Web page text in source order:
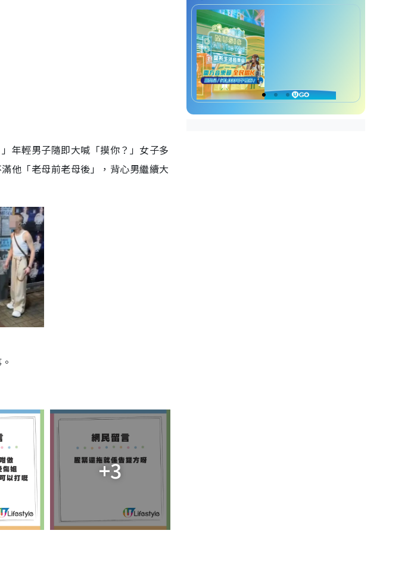
年輕男子隨即大喊「摸你？」女子多
他「老母前老母後」，背心男繼續大
+3